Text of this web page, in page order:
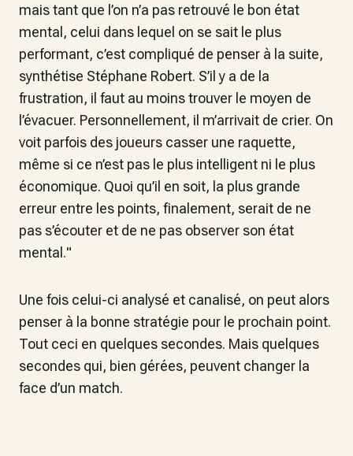
mais tant que l’on n’a pas retrouvé le bon état
mental, celui dans lequel on se sait le plus
performant, c’est compliqué de penser à la suite,
synthétise Stéphane Robert. S’il y a de la
frustration, il faut au moins trouver le moyen de
l’évacuer. Personnellement, il m’arrivait de crier. On
voit parfois des joueurs casser une raquette,
même si ce n’est pas le plus intelligent ni le plus
économique. Quoi qu’il en soit, la plus grande
erreur entre les points, finalement, serait de ne
pas s’écouter et de ne pas observer son état
mental."
Une fois celui-ci analysé et canalisé, on peut alors
penser à la bonne stratégie pour le prochain point.
Tout ceci en quelques secondes. Mais quelques
secondes qui, bien gérées, peuvent changer la
face d’un match.